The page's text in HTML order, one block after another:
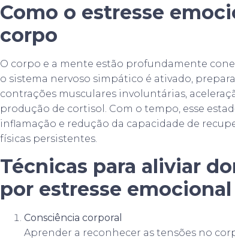
Como o estresse
corpo
O corpo e a mente estão profundamente
o sistema nervoso simpático é ativado,
contrações musculares involuntárias,
produção de cortisol. Com o tempo, esse
inflamação e redução da capacidade de
físicas persistentes.
Técnicas para aliviar
por estresse emocional
Consciência corporal
Aprender a reconhecer as tensões no